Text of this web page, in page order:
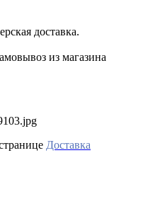
доставка.
из магазина
Доставка